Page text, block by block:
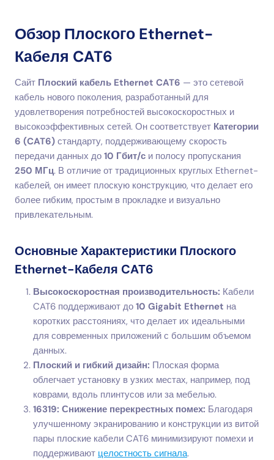
Обзор Плоского Ethernet-
Кабеля CAT6
Сайт Плоский кабель Ethernet CAT6 — это сетевой
кабель нового поколения, разработанный для
удовлетворения потребностей высокоскоростных и
высокоэффективных сетей. Он соответствует Категории
6 (CAT6) стандарту, поддерживающему скорость
передачи данных до 10 Гбит/с и полосу пропускания
250 МГц. В отличие от традиционных круглых Ethernet-
кабелей, он имеет плоскую конструкцию, что делает его
более гибким, простым в прокладке и визуально
привлекательным.
Основные Характеристики Плоского
Ethernet-Кабеля CAT6
Высокоскоростная производительность: Кабели
CAT6 поддерживают до 10 Gigabit Ethernet на
коротких расстояниях, что делает их идеальными
для современных приложений с большим объемом
данных.
Плоский и гибкий дизайн: Плоская форма
облегчает установку в узких местах, например, под
коврами, вдоль плинтусов или за мебелью.
16319: Снижение перекрестных помех: Благодаря
улучшенному экранированию и конструкции из витой
пары плоские кабели CAT6 минимизируют помехи и
поддерживают целостность сигнала.